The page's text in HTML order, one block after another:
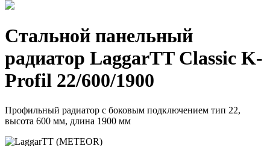
Стальной панельный
радиатор LaggarTT Classic K-
Profil 22/600/1900
Профильный радиатор с боковым подключением тип 22,
высота 600 мм, длина 1900 мм